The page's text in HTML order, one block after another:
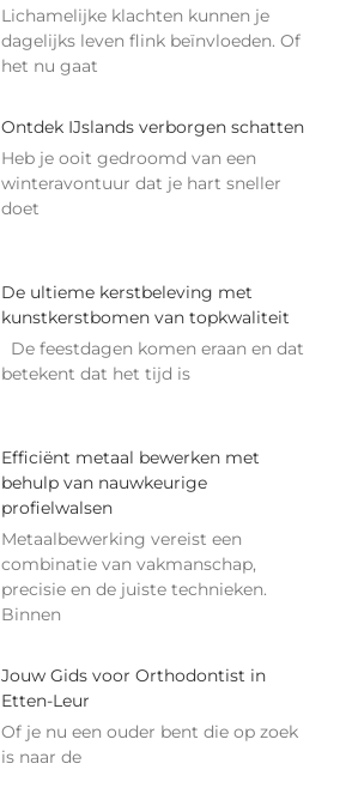
Lichamelijke klachten kunnen je
dagelijks leven flink beïnvloeden. Of
het nu gaat
Ontdek IJslands verborgen schatten
Heb je ooit gedroomd van een
winteravontuur dat je hart sneller
doet
De ultieme kerstbeleving met
kunstkerstbomen van topkwaliteit
De feestdagen komen eraan en dat
betekent dat het tijd is
Efficiënt metaal bewerken met
behulp van nauwkeurige
profielwalsen
Metaalbewerking vereist een
combinatie van vakmanschap,
precisie en de juiste technieken.
Binnen
Jouw Gids voor Orthodontist in
Etten-Leur
Of je nu een ouder bent die op zoek
is naar de